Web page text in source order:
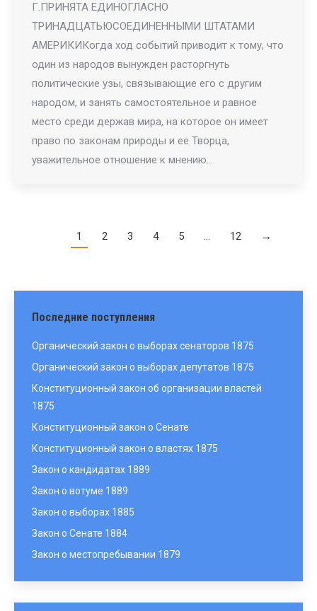
Г.ПРИНЯТА ЕДИНОГЛАСНО
ТРИНАДЦАТЬЮСОЕДИНЕННЫМИ ШТАТАМИ
АМЕРИКИКогда ход событий приводит к тому, что
один из народов вынужден расторгнуть
политические узы, связывающие его с другим
народом, и занять самостоятельное и равное
место среди держав мира, на которое он имеет
право по законам природы и ее Творца,
уважительное отношение к мнению…
1 2 3 4 5 … 12 →
Последние поступления
Органический закон о выборах сенаторов 1875
Органический закон о выборах депутатов 1875
Конституционный закон об организации властей
1875
Конституционный закон о Сенате
Конституционный закон о властях 1875
Закон о кандидатах 1889
Закон о вотуме 1889
Закон о выборах 1885
Закон о Сенате 1884
Закон о местопребывании 1879